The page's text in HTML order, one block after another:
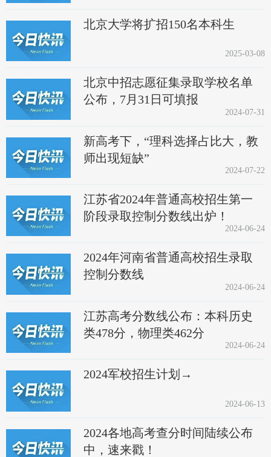
北京大学将扩招150名本科生
2025-03-08
北京中招志愿征集录取学校名单
公布，7月31日可填报
2024-07-31
新高考下，“理科选择占比大，教
师出现短缺”
2024-07-22
江苏省2024年普通高校招生第一
阶段录取控制分数线出炉！
2024-06-24
2024年河南省普通高校招生录取
控制分数线
2024-06-24
江苏高考分数线公布：本科历史
类478分，物理类462分
2024-06-24
2024军校招生计划→
2024-06-13
2024各地高考查分时间陆续公布
中，速来戳！